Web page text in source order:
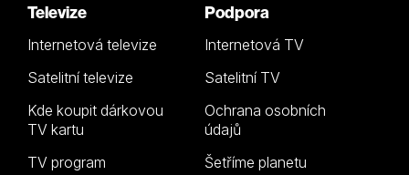
Televize
Internetová televize
Satelitní televize
Kde koupit dárkovou
TV kartu
TV program
Podpora
Internetová TV
Satelitní TV
Ochrana osobních
údajů
Šetříme planetu